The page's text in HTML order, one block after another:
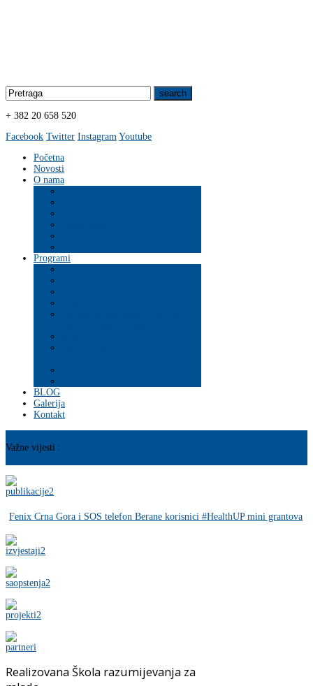
+ 382 20 658 520
Facebook Twitter Instagram Youtube
Početna
Novosti
O nama
Programi
BLOG
Galerija
Kontakt
Važne vijesti :
Fenix Crna Gora i SOS telefon Berane korisnici #HealthUP mini grantova
Realizovana Škola razumijevanja za